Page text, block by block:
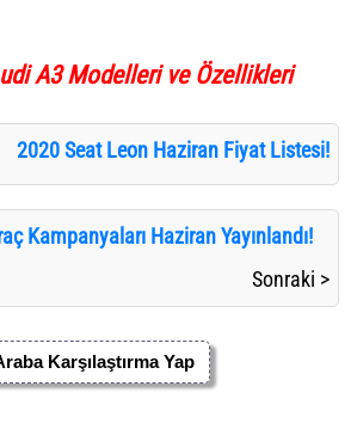
A3 Modelleri ve Özellikleri
2020 Seat Leon Haziran Fiyat Listesi!
Kampanyaları Haziran Yayınlandı!
Sonraki >
Karşılaştırma Yap